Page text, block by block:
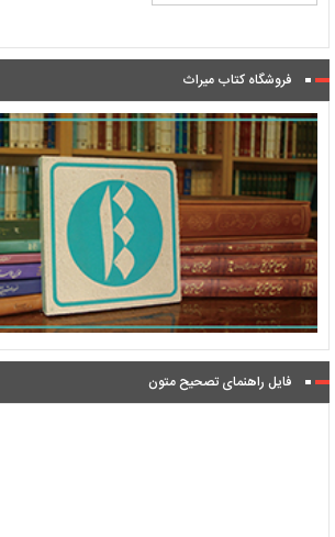
فروشگاه کتاب میراث
فایل راهنمای تصحیح متون